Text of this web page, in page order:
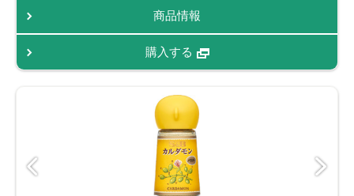
商品情報
購入する